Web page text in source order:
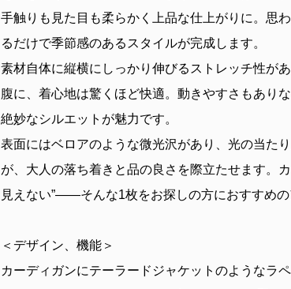
手触りも見た目も柔らかく上品な仕上がりに。思
るだけで季節感のあるスタイルが完成します。
素材自体に縦横にしっかり伸びるストレッチ性が
腹に、着心地は驚くほど快適。動きやすさもあり
絶妙なシルエットが魅力です。
表面にはベロアのような微光沢があり、光の当た
が、大人の落ち着きと品の良さを際立たせます。
見えない”——そんな1枚をお探しの方におすすめの
＜デザイン、機能＞
カーディガンにテーラードジャケットのようなラ